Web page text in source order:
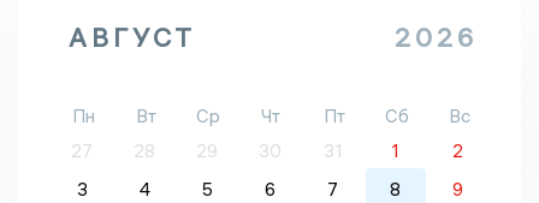
АВГУСТ 2026
Пн Вт Ср Чт Пт Сб
Вс
27
28 29 30 31 1
2
3
4 5 6 7 8
9